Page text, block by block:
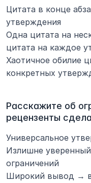
Цитата в конце
утверждения
Одна цитата на
цитата на каждое
Хаотичное обилие
конкретных
Расскажите об
рецензенты
Универсальное
Излишне
ограничений
Широкий вывод →